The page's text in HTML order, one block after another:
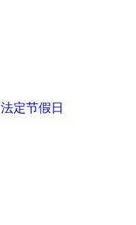
法定节假日